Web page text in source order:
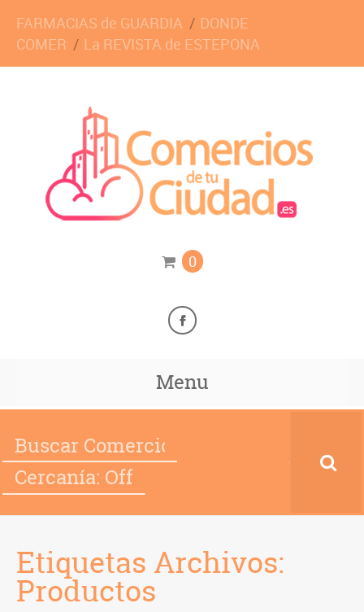
FARMACIAS de GUARDIA
DONDE
COMER
La REVISTA de ESTEPONA
0
Menu
Cercanía: Off
Etiquetas Archivos:
Productos